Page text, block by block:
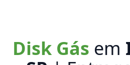
Disk Gás em